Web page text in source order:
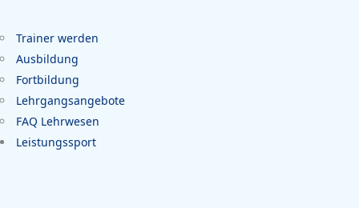
Trainer werden
Ausbildung
Fortbildung
Lehrgangsangebote
FAQ Lehrwesen
Leistungssport